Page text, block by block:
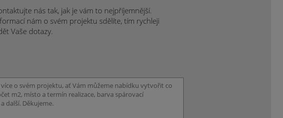
nás tak, jak je vám to nejpříjemnější.
nám o svém projektu sdělíte, tím rychleji
Vaše dotazy.